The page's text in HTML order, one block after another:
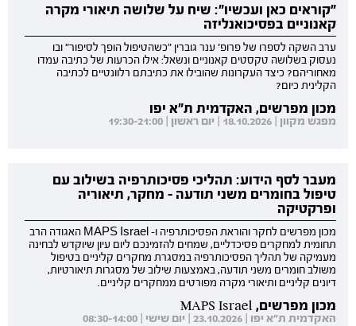
"קוראים כאן ועכשיו": שיח על שלושה תיאורי מקרה
קאנוניים בפסיכואנליזה
ערב השקה לספרו של פרופ' ענר גוברין "כשהטיפול הופך לסיפור" ובו
נעסוק בשלושה טקסטים קאנוניים ונשאל: אילו הכרעות של כתיבה עמדו
מאחוריהם? כיצד העקרונות שהובילו את כתיבתם רלוונטיים לכתיבה
הקלינית כיום?
מכון מפרשים, האקדמית ת"א יפו
מפגש מקוון | 18.10.2026 | יום ראשון | 19:30-21:00
מעבר לסף הידוע: תהליכי פסיכותרפיה בשילוב עם
טיפול בחומרים משני תודעה - מחקר, תיאוריה
ופרקטיקה
מכון מפרשים לחקר והוראת הפסיכותרפיה ו- MAPS Israel האגודה הרב
תחומית למחקרים פסיכדליים, שמחים להזמינכם ליום עיון שיוקדש לבחינה
מעמיקה של תהליך הפסיכותרפיה במסגרת מחקרים קליניים בטיפול
משולב חומרים משני תודעה, באמצעות שילוב של מסגרות תיאורטיות,
דיונים קליניים ותיאורי מקרה מפורטים ממחקרים קליניים.
מכון מפרשים, MAPS Israel
האקדמית ת"א יפו | 23.10.2026 | יום שישי | 08:30-14:00